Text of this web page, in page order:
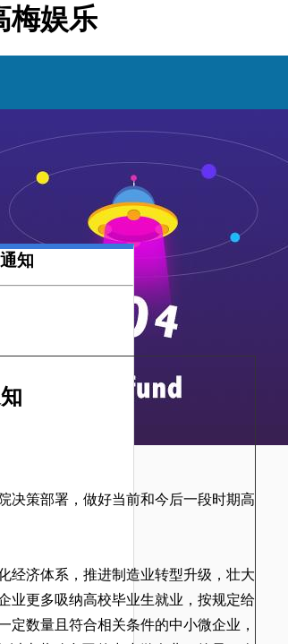
梅娱乐
知
决策部署，做好当前和今后一段时期高
经济体系，推进制造业转型升级，壮大
业更多吸纳高校毕业生就业，按规定给
数量且符合相关条件的中小微企业，